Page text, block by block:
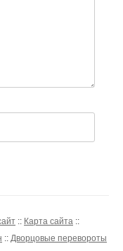
:: Карта сайта ::
:: Дворцовые перевороты